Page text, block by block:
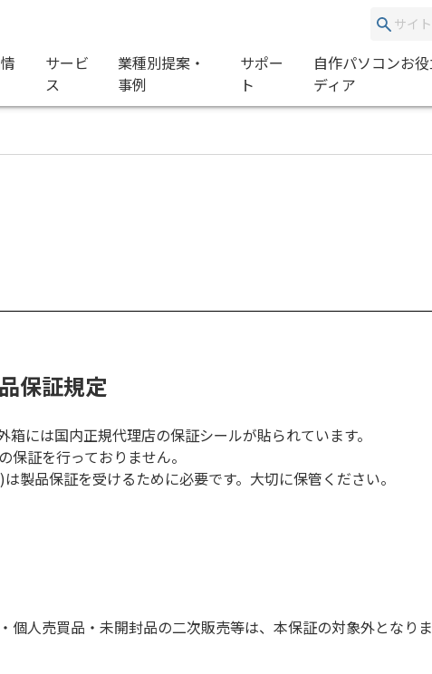
サービ
ス
業種別提案・
事例
サポー
ト
自作パソコンお
ディア
保証規定
には国内正規代理店の保証シールが貼られています。
証を行っておりません。
製品保証を受けるために必要です。大切に保管ください。
人売買品・未開封品の二次販売等は、本保証の対象外となりま